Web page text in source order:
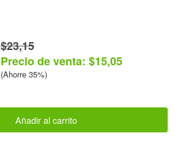
$23,15
Precio de venta: $15,05
(Ahorre 35%)
Añadir al carrito